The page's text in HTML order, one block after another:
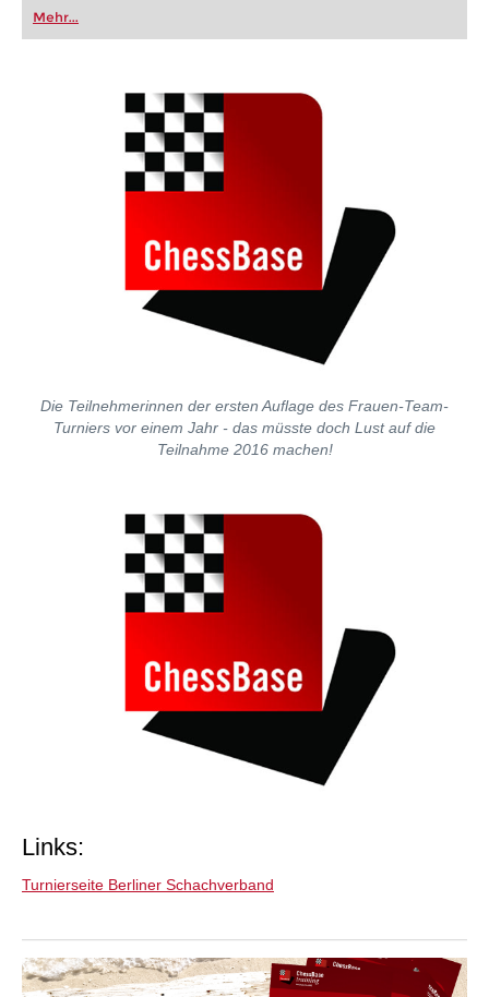
oder bereits auf Turnierniveau spielen: Mit
FRITZ trainieren Sie effizienter, intelligenter und
individueller als je zuvor.
Mehr...
Die Teilnehmerinnen der ersten Auflage des Frauen-Team-
Turniers vor einem Jahr - das müsste doch Lust auf die
Teilnahme 2016 machen!
Links:
Turnierseite Berliner Schachverband